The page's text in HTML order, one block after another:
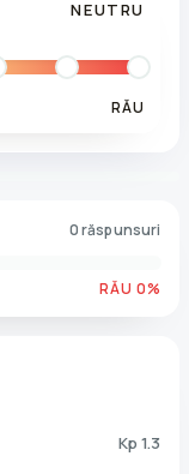
NEUTRU
RĂU
0 răspunsuri
RĂU 0%
Kp 1.3